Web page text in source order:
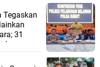
Tegaskan
31